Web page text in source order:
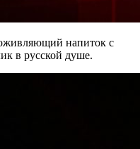
напиток с
в русской душе.